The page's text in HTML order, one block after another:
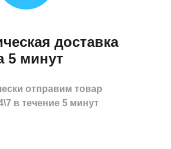
доставка
5 минут
отправим товар
в течение 5 минут